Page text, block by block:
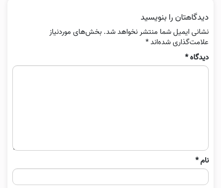
دیدگاهتان را بنویسید
نشانی ایمیل شما منتشر نخواهد شد. بخش‌های موردنیاز
علامت‌گذاری شده‌اند*
دیدگاه*
نام*